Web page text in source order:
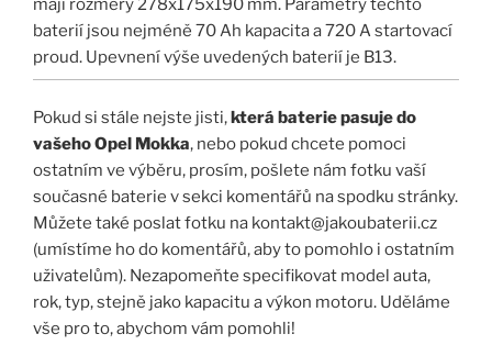
mají rozměry 278x175x190 mm. Parametry těchto
baterií jsou nejméně 70 Ah kapacita a 720 A startovací
proud. Upevnení výše uvedených baterií je B13.
Pokud si stále nejste jisti, která baterie pasuje do
vašeho Opel Mokka, nebo pokud chcete pomoci
ostatním ve výběru, prosím, pošlete nám fotku vaší
současné baterie v sekci komentářů na spodku stránky.
Můžete také poslat fotku na kontakt@jakoubaterii.cz
(umístíme ho do komentářů, aby to pomohlo i ostatním
uživatelům). Nezapomeňte specifikovat model auta,
rok, typ, stejně jako kapacitu a výkon motoru. Uděláme
vše pro to, abychom vám pomohli!